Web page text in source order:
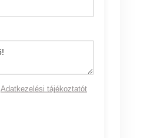
Adatkezelési tájékoztatót